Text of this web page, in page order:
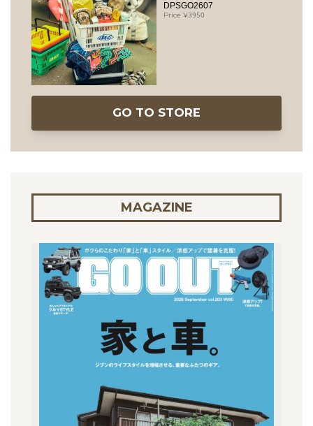
DPSGO2607
3950
GO TO STORE
MAGAZINE